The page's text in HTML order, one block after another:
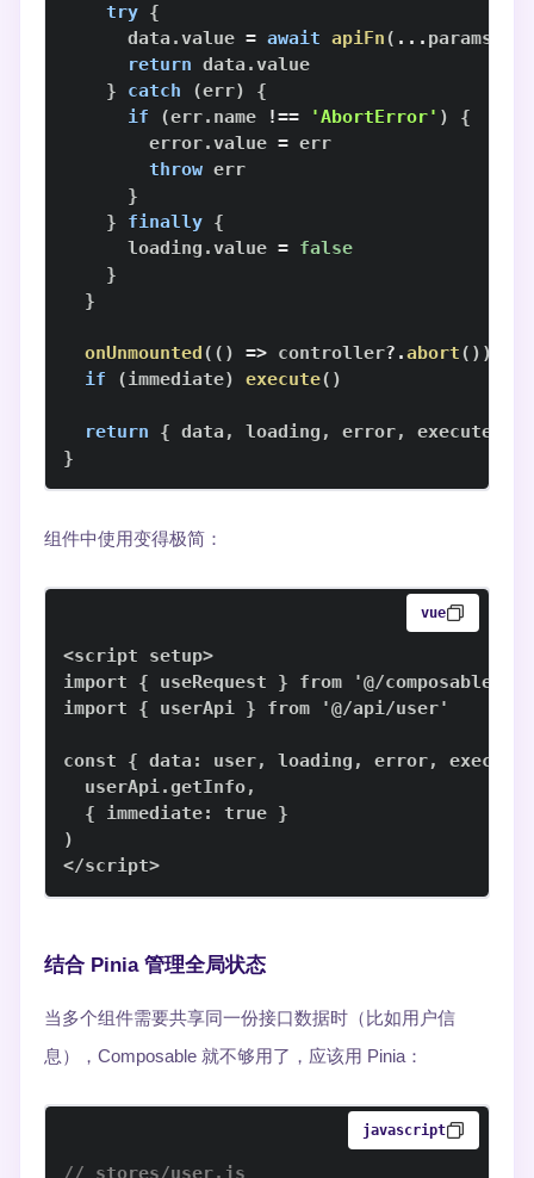
try {
      data
.value = await apiFn( ... params
return data .value
}
catch (err)
{
if
(err. name !== 'AbortError' )
{
        error
.value =
throw
}
}
finally {
      loading
.value = false
}
}
onUnmounted( ( ) => controller?.abort( ) )
if
(immediate) execute( )
return { data , loading , error, execute
}
组件中使用变得极简：
vue
</script>
结合 Pinia 管理全局状态
当多个组件需要共享同一份接口数据时（比如用户信
息），Composable 就不够用了，应该用 Pinia：
javascript
// stores/user.js